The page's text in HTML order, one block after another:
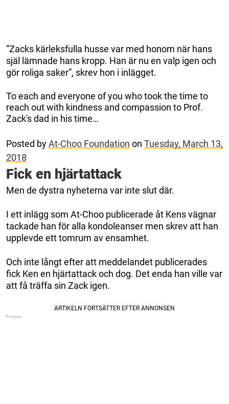
”Zacks kärleksfulla husse var med honom när hans
själ lämnade hans kropp. Han är nu en valp igen och
gör roliga saker”, skrev hon i inlägget.
To each and everyone of you who took the time to
reach out with kindness and compassion to Prof.
Zack's dad in his time…
Posted byAt-Choo Foundation on Tuesday, March 13,
2018
Fick en hjärtattack
Men de dystra nyheterna var inte slut där.
I ett inlägg som At-Choo publicerade åt Kens vägnar
tackade han för alla kondoleanser men skrev att han
upplevde ett tomrum av ensamhet.
Och inte långt efter att meddelandet publicerades
fick Ken en hjärtattack och dog. Det enda han ville var
att få träffa sin Zack igen.